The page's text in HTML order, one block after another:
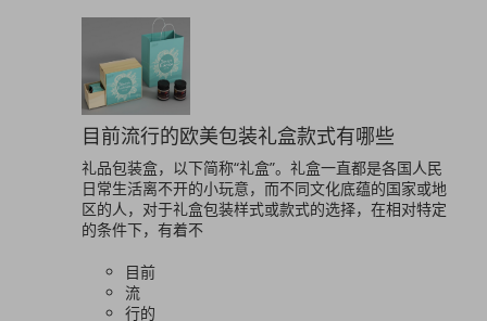
目前流行的欧美包装礼盒款式有哪些
礼品包装盒，以下简称“礼盒”。礼盒一直都是各国人民
日常生活离不开的小玩意，而不同文化底蕴的国家或地
区的人，对于礼盒包装样式或款式的选择，在相对特定
的条件下，有着不
目前
流
行的